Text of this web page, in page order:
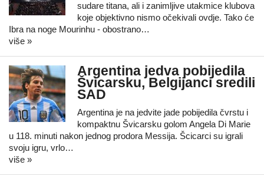
sudare titana, ali i zanimljive utakmice klubova
koje objektivno nismo očekivali ovdje. Tako će
Ibra na noge Mourinhu - obostrano…
više »
Argentina jedva pobijedila
Švicarsku, Belgijanci sredili
SAD
Argentina je na jedvite jade pobijedila čvrstu i
kompaktnu Švicarsku golom Angela Di Marie
u 118. minuti nakon jednog prodora Messija. Šcicarci su igrali
svoju igru, vrlo…
više »